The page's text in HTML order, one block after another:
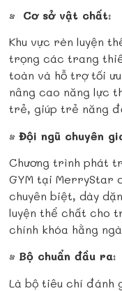
•
Cơ sở vật chất:
Khu vực rèn luyện
trọng các trang
toàn và hỗ trợ tối
nâng cao năng lực
trẻ, giúp trẻ năng
•Đội ngũ chuyên
Chương trình phát
GYM tại MerryStar
chuyên biệt, dày
luyện thể chất cho
chính khóa hằng
• Bộ chuẩn đầu ra:
Là bộ tiêu chí